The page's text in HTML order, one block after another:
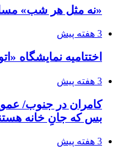
«نه مثل هر شب»
3 هفته پیش
اختتامیه نمایشگاه
3 هفته پیش
کامران در جنوب/
بس که جانِ خانه
3 هفته پیش